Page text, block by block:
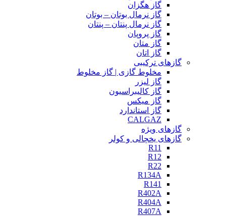
گاز هگزان
گاز نرمال بوتان – بوتان
گاز نرمال پنتان – پنتان
گاز پروپان
گاز متان
گاز اتان
گازهای ترکیبی
مخلوط گازی | گاز مخلوط
گاز لیزر
گاز کالیبراسیون
گاز میکس
گاز استاندارد
CALGAZ
گازهای ویژه
گازهای یخچالی و کولر
R11
R12
R22
R134A
R141
R402A
R404A
R407A